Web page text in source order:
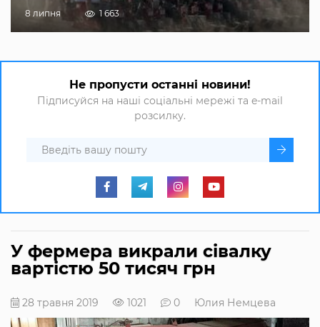
8 липня 1 663
Не пропусти останні новини!
Підписуйся на наші соціальні мережі та e-mail
розсилку.
У фермера викрали сівалку
вартістю 50 тисяч грн
28 травня 2019 1021 0 Юлия Немцева